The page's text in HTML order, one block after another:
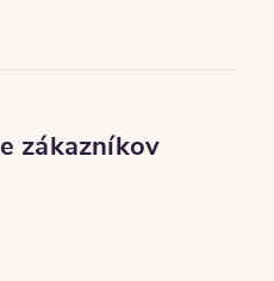
zákazníkov